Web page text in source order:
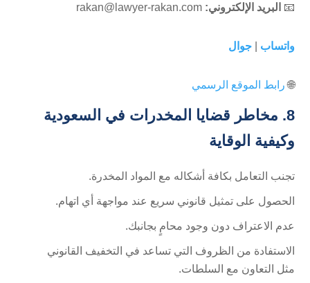
📧 البريد الإلكتروني: rakan@lawyer-rakan.com
واتساب |جوال
🌐رابط الموقع الرسمي
8. مخاطر قضايا المخدرات في السعودية
وكيفية الوقاية
تجنب التعامل بكافة أشكاله مع المواد المخدرة.
الحصول على تمثيل قانوني سريع عند مواجهة أي اتهام.
عدم الاعتراف دون وجود محامٍ بجانبك.
الاستفادة من الظروف التي تساعد في التخفيف القانوني
مثل التعاون مع السلطات.